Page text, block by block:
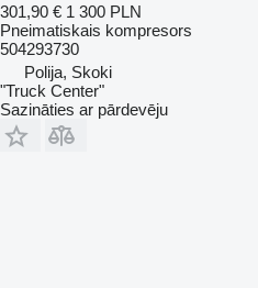
301,90 € 1 300 PLN
Pneimatiskais kompresors
504293730
Polija, Skoki
"Truck Center"
Sazināties ar pārdevēju